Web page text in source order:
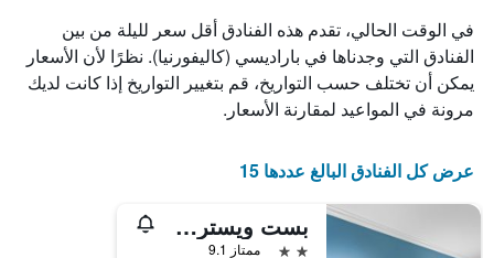
الذي
يعرض
أيام
الأسبوع.
يتضمن
المخطط
محور
Y
يعرض
في الوقت الحالي، تقدم هذه الفنادق أقل سعر لليلة من بين
الفنادق التي وجدناها في باراديسي (كاليفورنيا). نظرًا لأن الأسعار
يمكن أن تختلف حسب التواريخ، قم بتغيير التواريخ إذا كانت لديك
مرونة في المواعيد لمقارنة الأسعار.
عرض كل الفنادق البالغ عددها 15
بست ويسترن بارادايس هوتل
2 نجمتين
ممتاز 9.1